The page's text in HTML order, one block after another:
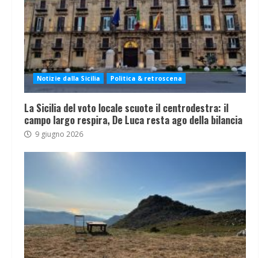
Notizie dalla Sicilia Politica & retroscena
La Sicilia del voto locale scuote il centrodestra: il
campo largo respira, De Luca resta ago della bilancia
9 giugno 2026